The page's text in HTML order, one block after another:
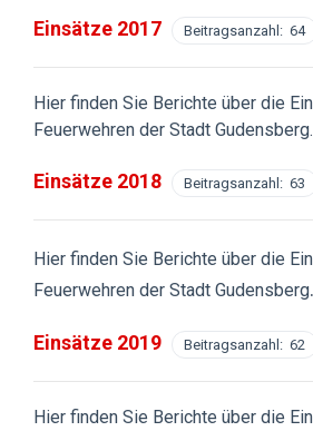
Einsätze 2017 Beitragsanzahl: 64
Hier finden Sie Berichte über die
Feuerwehren der Stadt Gudensberg.
Einsätze 2018 Beitragsanzahl: 63
Hier finden Sie Berichte über die
Feuerwehren der Stadt Gudensberg.
Einsätze 2019 Beitragsanzahl: 62
Hier finden Sie Berichte über die